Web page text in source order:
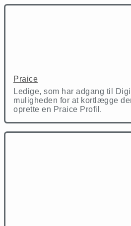
Praice
Ledige, som har adgang til
muligheden for at kortlægge
oprette en Praice Profil.